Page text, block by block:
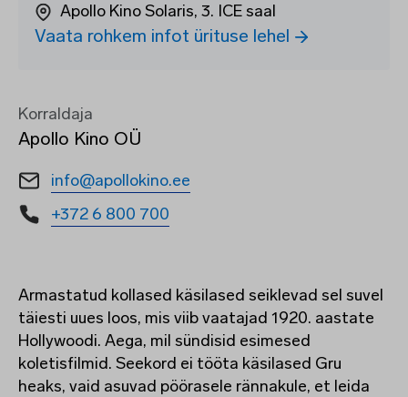
Apollo Kino Solaris, 3. ICE saal
Vaata rohkem infot ürituse lehel
Korraldaja
Apollo Kino OÜ
info@apollokino.ee
+372 6 800 700
Armastatud kollased käsilased seiklevad sel suvel
täiesti uues loos, mis viib vaatajad 1920. aastate
Hollywoodi. Aega, mil sündisid esimesed
koletisfilmid. Seekord ei tööta käsilased Gru
heaks, vaid asuvad pöörasele rännakule, et leida